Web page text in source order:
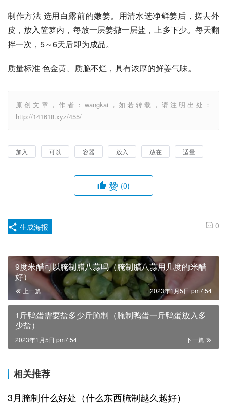
制作方法 选用白露前的嫩姜。用清水选净鲜姜后，搓去外
皮，放入笸箩内，每放一层姜撒一层盐，上多下少。每天翻
拌一次，5～6天后即为成品。
质量标准 色金黄、质脆不烂，具有浓厚的鲜姜气味。
原创文章，作者：wangkai，如若转载，请注明出处：
http://141618.xyz/455/
加入 可以 容器 放入 放在 适量
赞 (0)
0
生成海报
9度米醋可以腌制腊八蒜吗（腌制腊八蒜用几度的米醋
好）
上一篇 2023年1月5日 pm7:54
1斤鸭蛋需要盐多少斤腌制（腌制鸭蛋一斤鸭蛋放入多
少盐）
下一篇
2023年1月5日 pm7:54
相关推荐
3月腌制什么好处（什么东西腌制越久越好）